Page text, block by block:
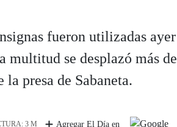
fueron utilizadas ayer
multitud se desplazó más de
presa de Sabaneta.
3 M Agregar El Día en